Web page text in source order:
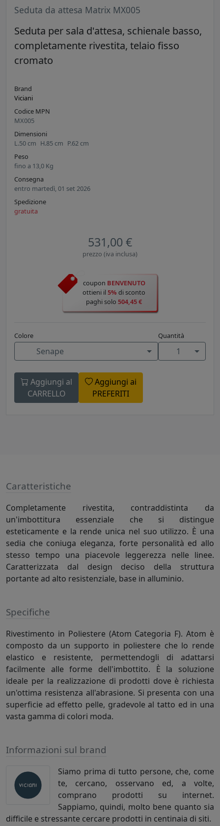
Seduta da attesa Matrix MX005
Seduta per sala d'attesa, schienale basso,
completamente rivestita, telaio fisso
cromato
Brand
Viciani
Codice MPN
MX005
Dimensioni
L.50 cm H.85 cm P.62 cm
Peso
fino a 13,0 Kg
Consegna
entro martedì, 01 set 2026
Spedizione
gratuita
531,00 €
prezzo (iva inclusa)
coupon BENVENUTO
ottieni il5% di sconto
paghi solo 504,45 €
Colore
Senape
Quantità
1
Aggiungi al
CARRELLO
Aggiungi ai
PREFERITI
Caratteristiche
Completamente rivestita, contraddistinta da
un'imbottitura essenziale che si distingue
esteticamente e la rende unica nel suo utilizzo. È una
sedia che coniuga eleganza, forte personalità ed allo
stesso tempo una piacevole leggerezza nelle linee.
Caratterizzata dal design deciso della struttura
portante ad alto resistenziale, base in alluminio.
Specifiche
Rivestimento in Poliestere (Atom Categoria F). Atom è
composto da un supporto in poliestere che lo rende
elastico e resistente, permettendogli di adattarsi
facilmente alle forme dell'imbottito. È la soluzione
ideale per la realizzazione di prodotti dove è richiesta
un'ottima resistenza all'abrasione. Si presenta con una
superficie ad effetto pelle, gradevole al tatto ed in una
vasta gamma di colori moda.
Informazioni sul brand
Siamo prima di tutto persone, che, come
te, cercano, osservano ed, a volte,
comprano prodotti su internet.
Sappiamo, quindi, molto bene quanto sia
difficile e stressante cercare prodotti in centinaia di siti.